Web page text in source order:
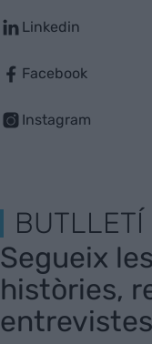
Linkedin
Facebook
Instagram
BUTLLETÍ
Segueix
històries,